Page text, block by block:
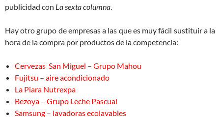
publicidad con La sexta columna.
Hay otro grupo de empresas a las que es muy fácil sustituir a la
hora de la compra por productos de la competencia:
Cervezas San Miguel – Grupo Mahou
Fujitsu – aire acondicionado
La Piara Nutrexpa
Bezoya – Grupo Leche Pascual
Samsung – lavadoras ecolavables